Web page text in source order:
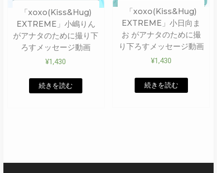
「xoxo(Kiss&Hug)
EXTREME」小嶋りん
がアナタのために撮り下
ろすメッセージ動画
¥1,430
続きを読む
「xoxo(Kiss&Hug)
EXTREME」小日向ま
お がアナタのために撮
り下ろすメッセージ動画
¥1,430
続きを読む